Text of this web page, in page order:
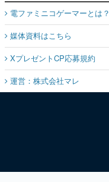
電ファミニコゲーマーとは？
媒体資料はこちら
XプレゼントCP応募規約
運営：株式会社マレ